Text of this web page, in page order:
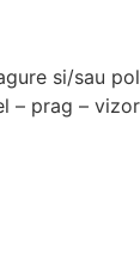
si/sau
– prag –